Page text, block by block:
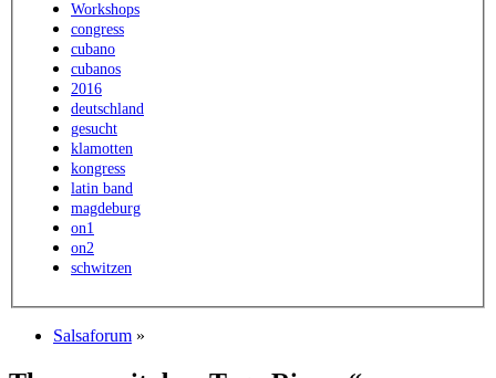
Workshops
congress
cubano
cubanos
2016
deutschland
gesucht
klamotten
kongress
latin band
magdeburg
on1
on2
schwitzen
Salsaforum »